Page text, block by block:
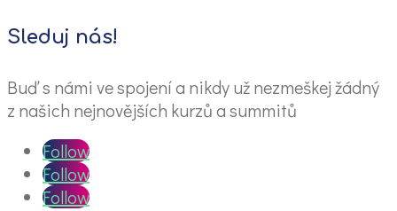
Sleduj nás!
Buď s námi ve spojení a nikdy už nezmeškej žádný
z našich nejnovějších kurzů a summitů
Follow
Follow
Follow